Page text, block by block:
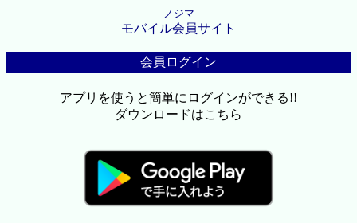
ノジマ
モバイル会員サイト
会員ログイン
アプリを使うと簡単にログインができる!!
ダウンロードはこちら